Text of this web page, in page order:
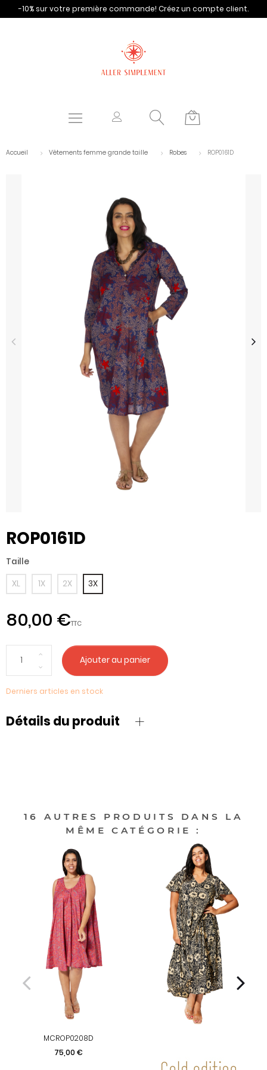
-10% sur votre première commande! Créez un compte client.
Accueil Vêtements femme grande taille Robes ROP0161D
ROP0161D
Taille
XL
1X 2X 3X
80,00 €TTC
Ajouter au panier
Derniers articles en stock
Détails du produit
16 AUTRES PRODUITS DANS LA
MÊME CATÉGORIE :
MCROP0208D
Prix
75,00 €